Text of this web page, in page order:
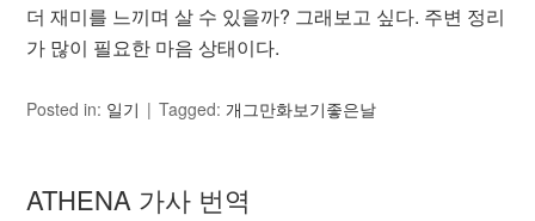
더 재미를 느끼며 살 수 있을까? 그래보고 싶다. 주변 정리
가 많이 필요한 마음 상태이다.
Posted in: 일기 Tagged:개그만화보기좋은날
ATHENA 가사 번역